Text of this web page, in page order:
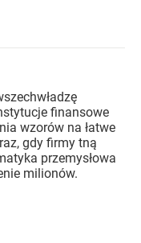
finansowe
wzorów na łatwe
gdy firmy tną
przemysłowa
milionów.